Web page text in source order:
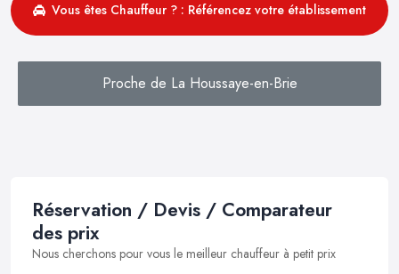
Vous êtes Chauffeur ? : Référencez votre établissement
Proche de La Houssaye-en-Brie
Réservation / Devis / Comparateur
des prix
Nous cherchons pour vous le meilleur chauffeur à petit prix